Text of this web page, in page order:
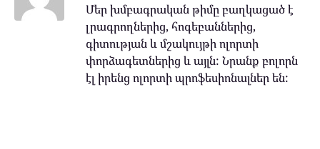
Մեր խմբագրական թիմը բաղկացած է
լրագրողներից, հոգեբաններից,
գիտության և մշակույթի ոլորտի
փորձագետներից և այլն: Նրանք բոլորն
էլ իրենց ոլորտի պրոֆեսիոնալներ են: